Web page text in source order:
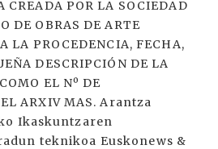
CREADA POR LA SOCIEDAD
DE OBRAS DE ARTE
LA PROCEDENCIA, FECHA,
DESCRIPCIÓN DE LA
EL Nº DE
ARXIV MAS. Arantza
Ikaskuntzaren
teknikoa Euskonews &